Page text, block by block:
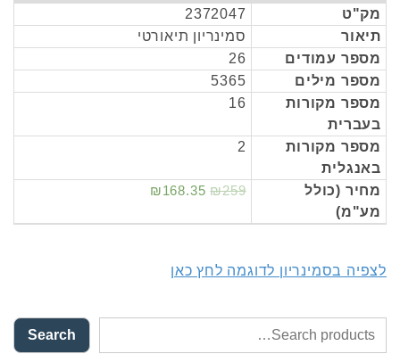
מק"ט
2372047
תיאור
סמינריון תיאורטי
מספר עמודים
26
מספר מילים
5365
מספר מקורות
בעברית
16
מספר מקורות
באנגלית
2
מחיר (כולל
מע"מ)
₪168.35 ₪259
לצפיה בסמינריון לדוגמה לחץ כאן
Search